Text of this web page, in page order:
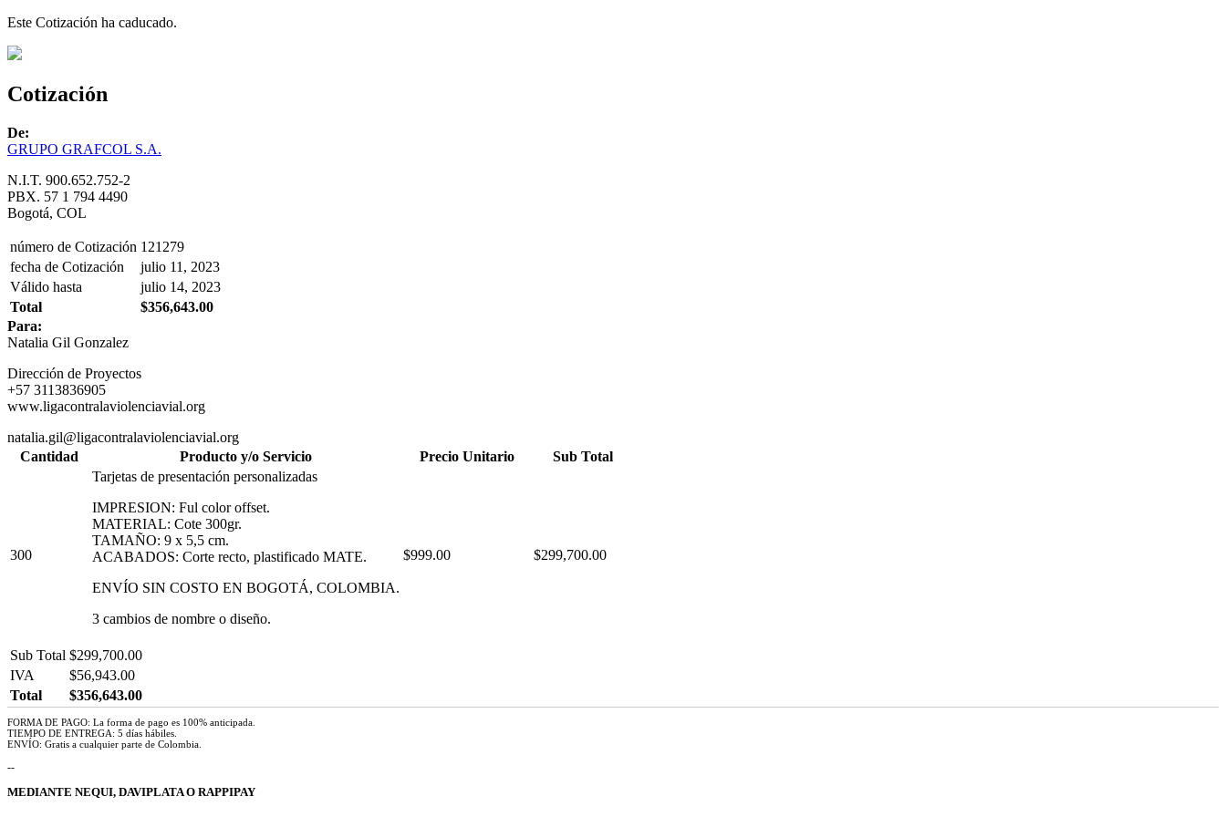
Este Cotización ha caducado.
Cotización
De:
GRUPO GRAFCOL S.A.
N.I.T. 900.652.752-2
PBX. 57 1 794 4490
Bogotá, COL
número de Cotización 121279
fecha de Cotización
julio 11, 2023
Válido hasta
julio 14, 2023
Total
$356,643.00
Para:
Natalia Gil Gonzalez
Dirección de Proyectos
+57 3113836905
www.ligacontralaviolenciavial.org
natalia.gil@ligacontralaviolenciavial.org
Cantidad
Producto y/o Servicio Precio Unitario Sub Total
300
Tarjetas de presentación personalizadas
IMPRESION: Ful color offset.
MATERIAL: Cote 300gr.
TAMAÑO: 9 x 5,5 cm.
ACABADOS: Corte recto, plastificado MATE.
ENVÍO SIN COSTO EN BOGOTÁ, COLOMBIA.
3 cambios de nombre o diseño.
$999.00 $299,700.00
Sub Total $299,700.00
IVA
$56,943.00
Total
$356,643.00
FORMA DE PAGO: La forma de pago es 100% anticipada.
TIEMPO DE ENTREGA: 5 días hábiles.
ENVÍO: Gratis a cualquier parte de Colombia.
--
MEDIANTE NEQUI, DAVIPLATA O RAPPIPAY